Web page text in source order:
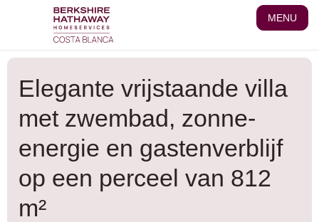
inhoud
MENU
Elegante vrijstaande villa
met zwembad, zonne-
energie en gastenverblijf
op een perceel van 812
m²